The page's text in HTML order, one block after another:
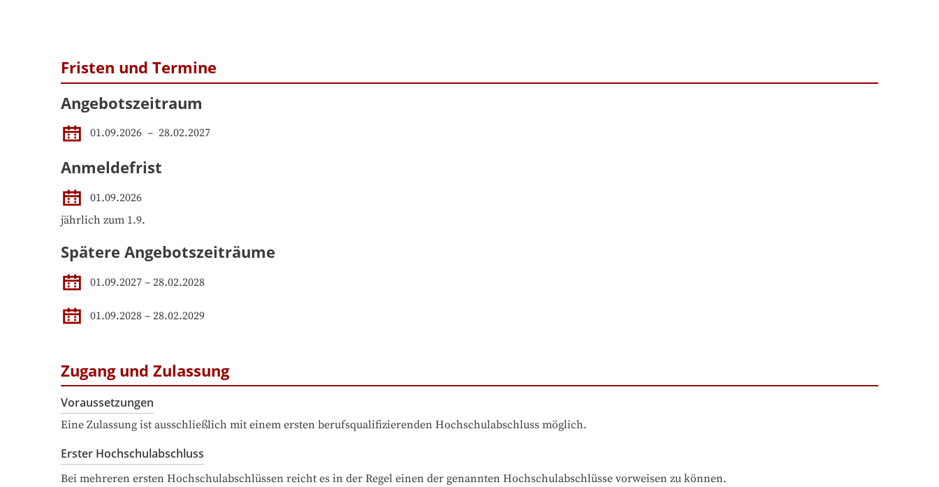
Fristen und Termine
Angebotszeitraum
01.09.2026 – 28.02.2027
Anmeldefrist
01.09.2026
jährlich zum 1.9.
Spätere Angebotszeiträume
01.09.2027 – 28.02.2028
01.09.2028 – 28.02.2029
Zugang und Zulassung
Voraussetzungen
Eine Zulassung ist ausschließlich mit einem ersten berufsqualifizierenden Hochschulabschluss möglich.
Erster Hochschulabschluss
Bei mehreren ersten Hochschulabschlüssen reicht es in der Regel einen der genannten Hochschulabschlüsse vorweisen zu können.